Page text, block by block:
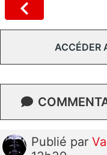
ACCÉDER
Publié par